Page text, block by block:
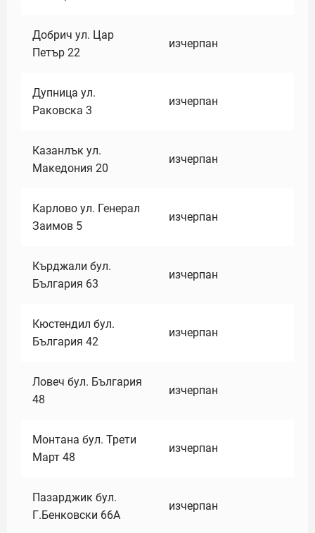
Добрич ул. Цар
Петър 22
изчерпан
Дупница ул.
Раковска 3
изчерпан
Казанлък ул.
Македония 20
изчерпан
Карлово ул. Генерал
Заимов 5
изчерпан
Кърджали бул.
България 63
изчерпан
Кюстендил бул.
България 42
изчерпан
Ловеч бул. България
48
изчерпан
Монтана бул. Трети
Март 48
изчерпан
Пазарджик бул.
Г.Бенковски 66А
изчерпан